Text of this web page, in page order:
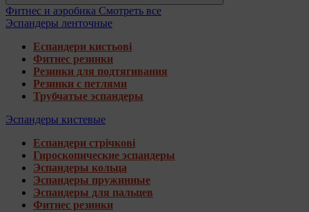
Фитнес и аэробика Смотреть все
Эспандеры ленточные
Еспандери кистьові
Фитнес резинки
Резинки для подтягивания
Резинки с петлями
Трубчатые эспандеры
Эспандеры кистевые
Еспандери стрічкові
Гироскопические эспандеры
Эспандеры кольца
Эспандеры пружинные
Эспандеры для пальцев
Фитнес резинки